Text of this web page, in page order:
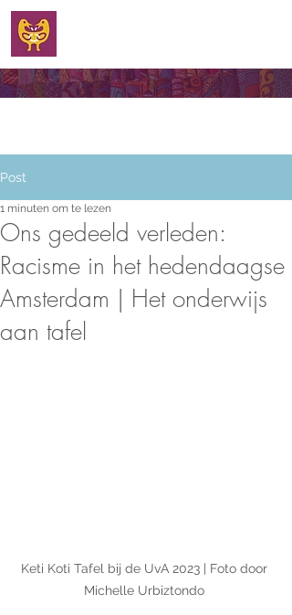
Post
Ons gedeeld verleden:
Racisme in het hedendaagse
Amsterdam | Het onderwijs
aan tafel
1 minuten om te lezen
Keti Koti Tafel bij de UvA 2023 | Foto door
Michelle Urbiztondo